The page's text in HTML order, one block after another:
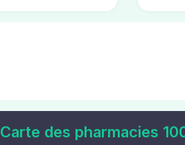
Carte des pharmacies